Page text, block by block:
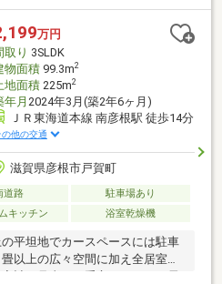
万円
取り 3SLDK
物面積99.3m2
地面積225m2
年月2024年3月(築2年6ヶ月)
ＪＲ東海道本線 南彦根駅 徒歩14分
の他の交通
滋賀県彦根市戸賀町
道路
駐車場あり
キッチン 浴室乾燥機
平坦地でカースペースには駐車
以上の広々空間に加え全居室６
計の見直しに重宝するオール電